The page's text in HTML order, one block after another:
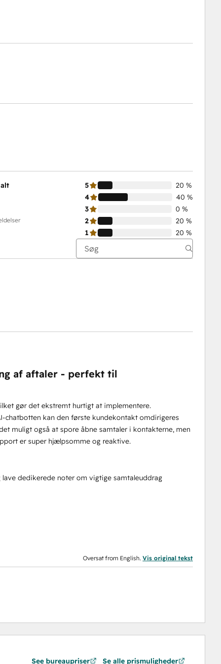
5
20 %
4
40 %
3
0 %
2
20 %
1
20 %
af aftaler - perfekt til
gør det ekstremt hurtigt at implementere.
kan den første kundekontakt omdirigeres
muligt også at spore åbne samtaler i kontakterne, men
er super hjælpsomme og reaktive.
dedikerede noter om vigtige samtaleuddrag
Oversat from English. Vis original tekst
See bureaupriser Se alle prismuligheder